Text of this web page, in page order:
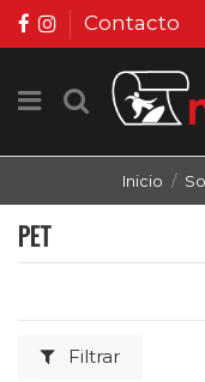
Contacto
Inicio
PET
Filtrar